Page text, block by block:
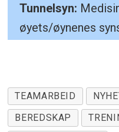
Tunnelsyn: M
øyets/øynenes
en mindre sone
fokuseres på.
normalt skarpsyn
TEAMARBEID
BEREDSKAP